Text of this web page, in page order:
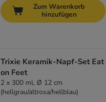
Zum Warenkorb
hinzufügen
Trixie Keramik-Napf-Set Eat
on Feet
2 x 300 ml, Ø 12 cm
(hellgrau/altrosa/hellblau)